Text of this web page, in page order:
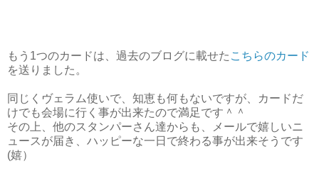
もう1つのカードは、過去のブログに載せた こちらのカード
を送りました。
同じくヴェラム使いで、知恵も何もないですが、カードだ
けでも会場に行く事が出来たので満足です＾＾
その上、他のスタンパーさん達からも、メールで嬉しいニ
ュースが届き、ハッピーな一日で終わる事が出来そうです
(嬉）